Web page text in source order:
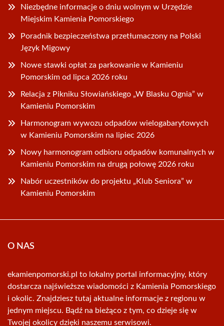
Niezbędne informacje o dniu wolnym w Urzędzie
Miejskim Kamienia Pomorskiego
Poradnik bezpieczeństwa przetłumaczony na Polski
Język Migowy
Nowe stawki opłat za parkowanie w Kamieniu
Pomorskim od lipca 2026 roku
Relacja z Pikniku Słowiańskiego „W Blasku Ognia” w
Kamieniu Pomorskim
Harmonogram wywozu odpadów wielogabarytowych
w Kamieniu Pomorskim na lipiec 2026
Nowy harmonogram odbioru odpadów komunalnych w
Kamieniu Pomorskim na drugą połowę 2026 roku
Nabór uczestników do projektu „Klub Seniora” w
Kamieniu Pomorskim
O NAS
ekamienpomorski.pl to lokalny portal informacyjny, który
dostarcza najświeższe wiadomości z Kamienia Pomorskiego
i okolic. Znajdziesz tutaj aktualne informacje z regionu w
jednym miejscu. Bądź na bieżąco z tym, co dzieje się w
Twojej okolicy dzięki naszemu serwisowi.